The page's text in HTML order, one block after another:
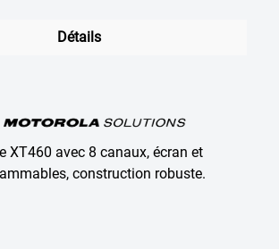
Détails